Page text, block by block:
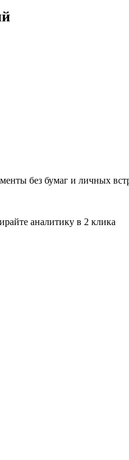
без бумаг и личных
аналитику в 2 клика